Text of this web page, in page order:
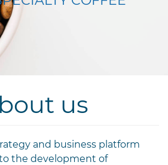
us
and business platform
the development of